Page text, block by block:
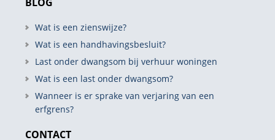
Wat is een zienswijze?
Wat is een handhavingsbesluit?
Last onder dwangsom bij verhuur woningen
Wat is een last onder dwangsom?
Wanneer is er sprake van verjaring van een
erfgrens?
CONTACT